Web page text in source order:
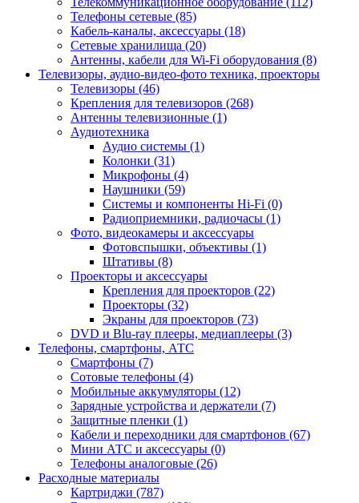
Телефоны сетевые (85)
Кабель-каналы, аксессуары (18)
Сетевые хранилища (20)
Антенны, кабели для Wi-Fi оборудования (8)
Телевизоры, аудио-видео-фото техника, проекторы
Телевизоры (46)
Крепления для телевизоров (268)
Антенны телевизионные (1)
Аудиотехника
Аудио системы (1)
Колонки (31)
Микрофоны (4)
Наушники (59)
Системы и компоненты Hi-Fi (0)
Радиоприемники, радиочасы (1)
Фото, видеокамеры и аксессуары
Фотовспышки, объективы (1)
Штативы (8)
Проекторы и аксессуары
Крепления для проекторов (22)
Проекторы (32)
Экраны для проекторов (73)
DVD и Blu-ray плееры, медиаплееры (3)
Телефоны, смартфоны, АТС
Смартфоны (7)
Сотовые телефоны (4)
Мобильные аккумуляторы (12)
Зарядные устройства и держатели (7)
Защитные пленки (1)
Кабели и переходники для смартфонов (67)
Мини АТС и аксессуары (0)
Телефоны аналоговые (26)
Расходные материалы
Картриджи (787)